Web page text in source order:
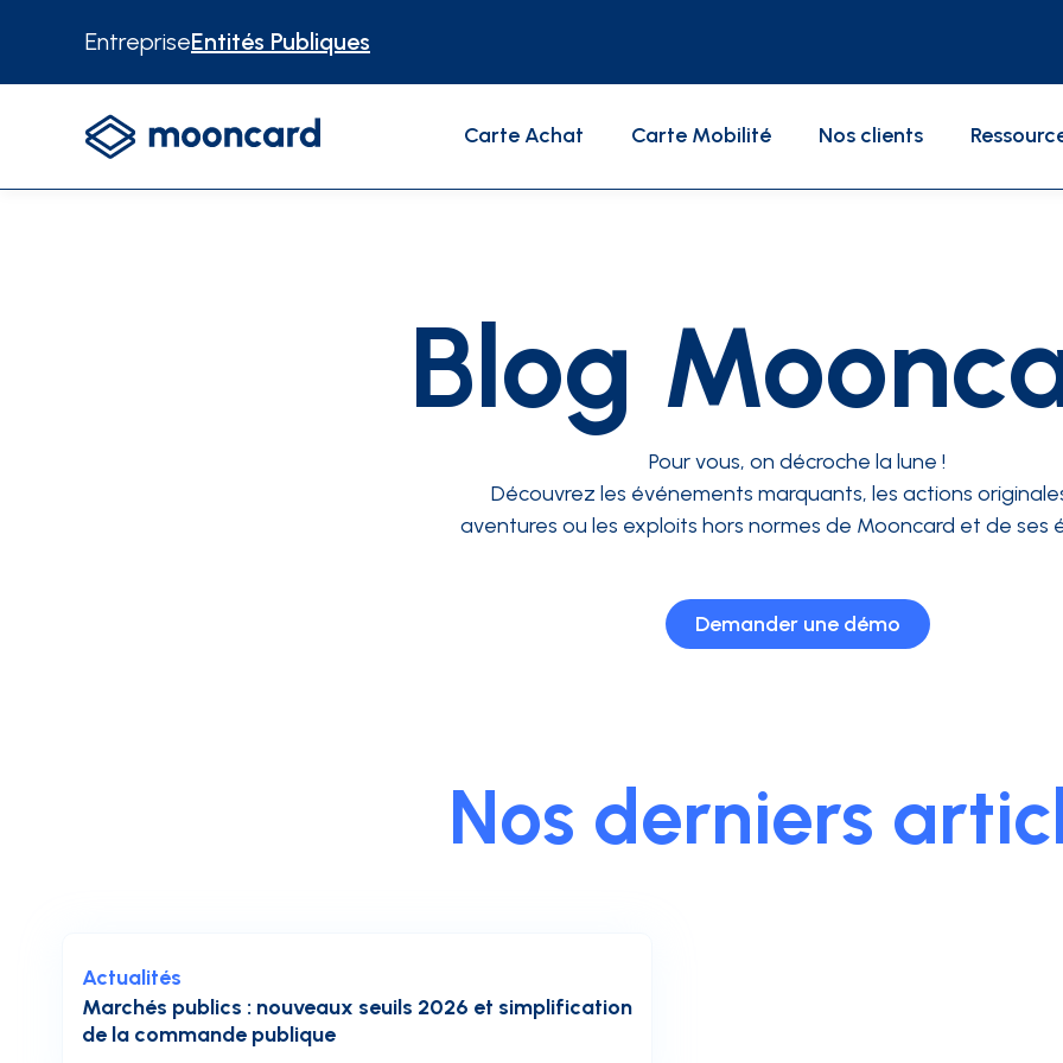
EntrepriseEntités Publiques
Carte Achat Carte Mobilité Nos clients
Blog
Pour vous, on décroche la lune !
Découvrez les événements marquants, les actions
aventures ou les exploits hors normes de Mooncard et de ses
Demander une démo
Nos derniers
Marchés publics : nouveaux seuils 2026 et simplification
de la commande publique
Actualités